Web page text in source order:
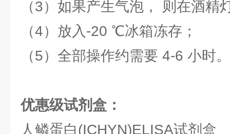
（3）如果产生气泡， 则在酒精
（4）放入-20 ℃冰箱冻存；
（5）全部操作约需要 4-6 小时。
优惠级试剂盒：
人鳞蛋白(ICHYN)ELISA试剂盒